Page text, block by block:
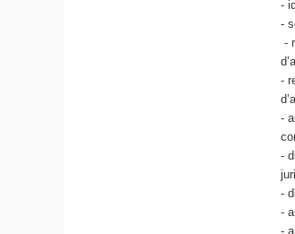
-
-
-
-
-
-
-
-
-